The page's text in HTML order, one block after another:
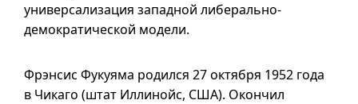
универсализация западной либерально-
демократической модели.
Фрэнсис Фукуяма родился 27 октября 1952 года
в Чикаго (штат Иллинойс, США). Окончил